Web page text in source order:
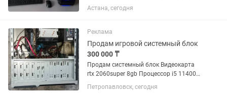
благодаря SSD тип M.2 NVMe объемом
256Гб, а также процессора Intel i7-4790
580 8 ГБ легко...
Астана, сегодня
Реклама
Продам игровой системный блок
300 000 ₸
Продам системный блок Видеокарта
rtx 2060super 8gb Процессор i5 11400
ОЗУ 16 gb Память HDD и SSD. Пишите
сюда.
Петропавловск, сегодня